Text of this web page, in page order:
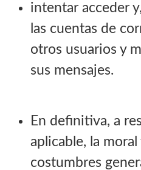
intentar acceder
las cuentas de
otros usuarios y
sus mensajes.
En definitiva, a
aplicable, la moral
costumbres